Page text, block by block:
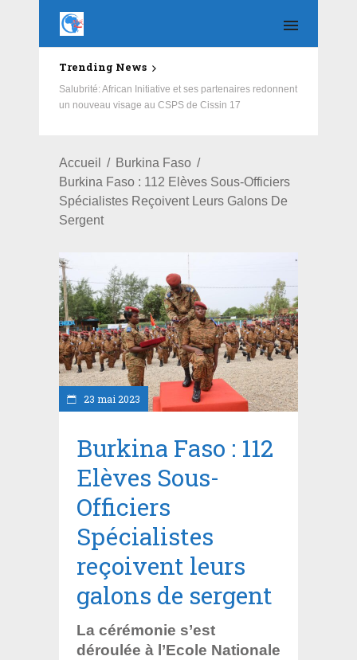
Trending News
3e édition du Camp vacances musique : l’Association
des artistes de la Police nationale offre des vacances
Accueil
Burkina Faso
Burkina Faso : 112 Elèves Sous-Officiers
Spécialistes Reçoivent Leurs Galons De
Sergent
23 mai 2023
Burkina Faso : 112
Elèves Sous-
Officiers
Spécialistes
reçoivent leurs
galons de sergent
La cérémonie s’est
déroulée à l’Ecole Nationale